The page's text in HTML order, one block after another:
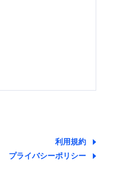
の契約を勧奨するた
利用規約
プライバシーポリシー